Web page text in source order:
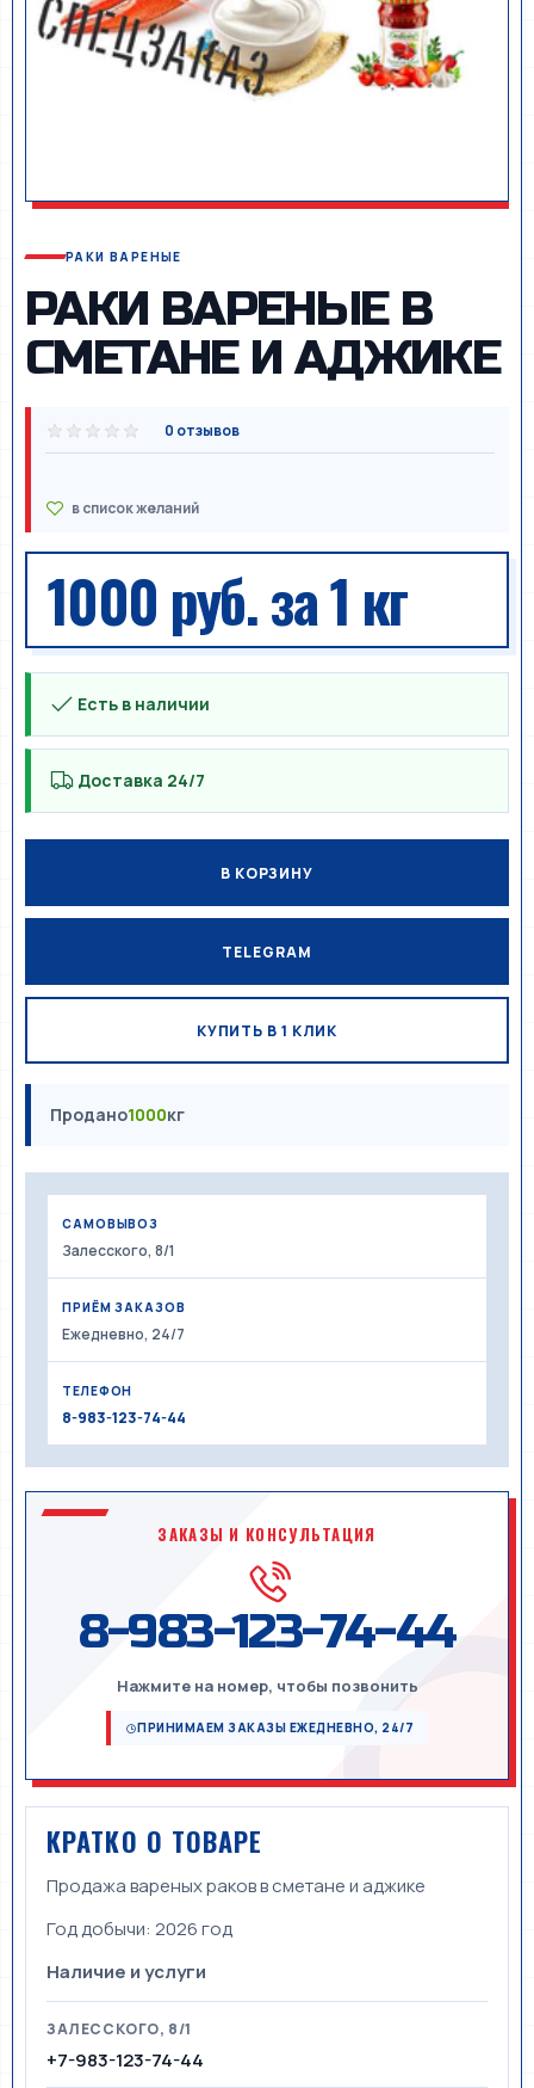
РАКИ ВАРЕНЫЕ
РАКИ ВАРЕНЫЕ В
СМЕТАНЕ И АДЖИКЕ
0 отзывов
1000 руб.за 1 кг
Есть в наличии
Доставка 24/7
В КОРЗИНУ
TELEGRAM
КУПИТЬ В 1 КЛИК
Продано1000кг
САМОВЫВОЗ
Залесского, 8/1
ПРИЁМ ЗАКАЗОВ
Ежедневно, 24/7
ТЕЛЕФОН
8-983-123-74-44
ЗАКАЗЫ И КОНСУЛЬТАЦИЯ
8-983-123-74-44
Нажмите на номер, чтобы позвонить
ПРИНИМАЕМ ЗАКАЗЫ ЕЖЕДНЕВНО, 24/7
КРАТКО О ТОВАРЕ
Продажа вареных раков в сметане и аджике
Год добычи: 2026 год
Наличие и услуги
ЗАЛЕССКОГО, 8/1
+7-983-123-74-44